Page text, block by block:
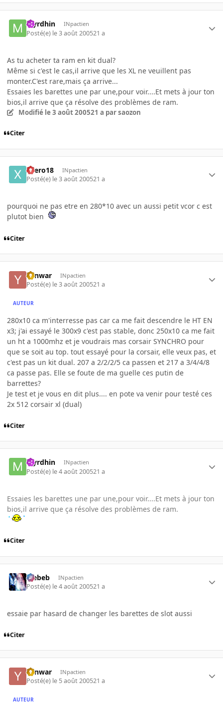
Myrdhin INpactien
Posté(e) le 3 août 200521 a
As tu acheter ta ram en kit dual?
Même si c'est le cas,il arrive que les XL ne veuillent pas
monter.C'est rare,mais ça arrive...
Essaies les barettes une par une,pour voir....Et mets à jour ton
bios,il arrive que ça résolve des problèmes de ram.
Modifié le 3 août 200521 a par saozon
Citer
xaero18 INpactien
Posté(e) le 3 août 200521 a
pourquoi ne pas etre en 280*10 avec un aussi petit vcor c est
plutot bien
Citer
Yanwar INpactien
Posté(e) le 3 août 200521 a
AUTEUR
280x10 ca m'interresse pas car ca me fait descendre le HT EN
x3; j'ai essayé le 300x9 c'est pas stable, donc 250x10 ca me fait
un ht a 1000mhz et je voudrais mas corsair SYNCHRO pour
que se soit au top. tout essayé pour la corsair, elle veux pas, et
c'est pas un kit dual. 207 a 2/2/2/5 ca passen et 217 a 3/4/4/8
ca passe pas. Elle se foute de ma guelle ces putin de
barrettes?
Je test et je vous en dit plus.... en pote va venir pour testé ces
2x 512 corsair xl (dual)
Citer
Myrdhin INpactien
Posté(e) le 4 août 200521 a
Essaies les barettes une par une,pour voir....Et mets à jour ton
bios,il arrive que ça résolve des problèmes de ram.
Citer
Trebeb INpactien
Posté(e) le 4 août 200521 a
essaie par hasard de changer les barettes de slot aussi
Citer
Yanwar INpactien
Posté(e) le 5 août 200521 a
AUTEUR